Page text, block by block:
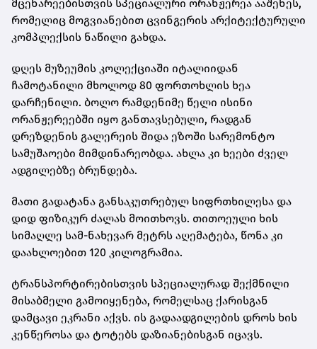
მცენარეებისთვის სპეციალური ორანჟერეა ააშენეს,
რომელიც მოგვიანებით ცვინგერის არქიტექტურული
კომპლექსის ნაწილი გახდა.
დღეს მუზეუმის კოლექციაში იტალიიდან
ჩამოტანილი მხოლოდ 80 ფორთოხლის ხეა
დარჩენილი. ბოლო რამდენიმე წელი ისინი
ორანჟერეებში იყო განთავსებული, რადგან
დრეზდენის გალერეის შიდა ეზოში სარემონტო
სამუშაოები მიმდინარეობდა. ახლა კი ხეები ძველ
ადგილებზე ბრუნდება.
მათი გადატანა განსაკუთრებულ სიფრთხილესა და
დიდ ფიზიკურ ძალას მოითხოვს. თითოეული ხის
სიმაღლე სამ-ნახევარ მეტრს აღემატება, წონა კი
დაახლოებით 120 კილოგრამია.
ტრანსპორტირებისთვის სპეციალურად შექმნილი
მისაბმელი გამოიყენება, რომელსაც ქარისგან
დამცავი ეკრანი აქვს. ის გადაადგილების დროს ხის
კენწეროსა და ტოტებს დაზიანებისგან იცავს.